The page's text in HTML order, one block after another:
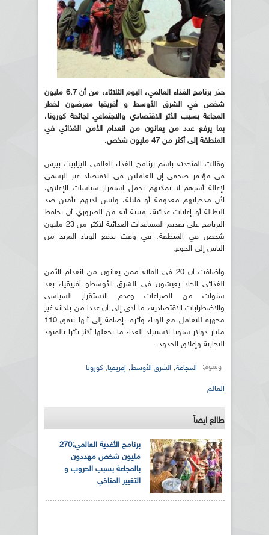
حذر برنامج الغذاء العالمي، اليوم الثلاثاء، من أن 6.7 مليون
شخص في الشرق الأوسط و أفريقيا معرضون لخطر
المجاعة بسبب الأثر الاقتصادي والاجتماعي لجائحة كورونا،
بما يرفع عدد من يعانون من انعدام الأمن الغذائي في
المنطقة إلى أكثر من 47 مليون شخص.
وقالت المتحدثة باسم برنامج الغذاء العالمي اليزابيث بيرس
في مؤتمر صحفي إن العاملين في الاقتصاد غير الرسمي
لإعالة أسرهم لا يمكنهم تحمل استمرار سياسات الإغلاق،
لأن مدخراتهم معدومة أو قليلة، وليس لديهم تأمين ضد
البطالة أو إعانات غذائية، مبينة أنه من الضروري أن يحافظ
البرنامج على تقديم المساعدات الغذائية لأكثر من 23 مليون
شخص في المنطقة، في وقت يدفع الوباء المزيد من
الناس إلى الجوع.
وأضافت أن 20 في المائة ممن يعانون من انعدام الأمن
الغذائي الحاد يعيشون في الشرق الأوسطو أفريقيا، بعد
سنوات من الصراعات وعدم الاستقرار السياسي
والاضطرابات الاقتصادية، ما أدى إلى أن عددا من بلدانه غير
مجهزة للتعامل مع الوباء وأثره، إضافة إلى أنها تنفق 110
مليار دولار سنويا لاستيراد الغذاء ما يجعلها أكثر تأثرا بالقيود
التجارية وإغلاق الحدود.
وسوم: المجاعة, الشرق الأوسط, إفريقيا, كورونا
العالم
طالع ايضاً
برنامج الأغدية العالمي:270
مليون شخص مهددون
بالمجاعة بسبب الحروب و
التغيير المناخي